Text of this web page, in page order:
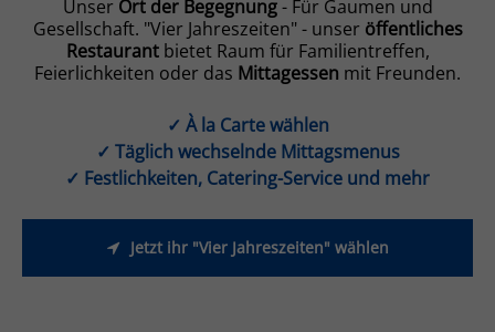
Unser Ort der Begegnung- Für Gaumen und
Gesellschaft. "Vier Jahreszeiten" - unser öffentliches
Restaurantbietet Raum für Familientreffen,
Feierlichkeiten oder das Mittagessen mit Freunden.
✓ À la Carte wählen
✓ Täglich wechselnde Mittagsmenus
✓ Festlichkeiten, Catering-Service und mehr
Jetzt ihr "Vier Jahreszeiten" wählen